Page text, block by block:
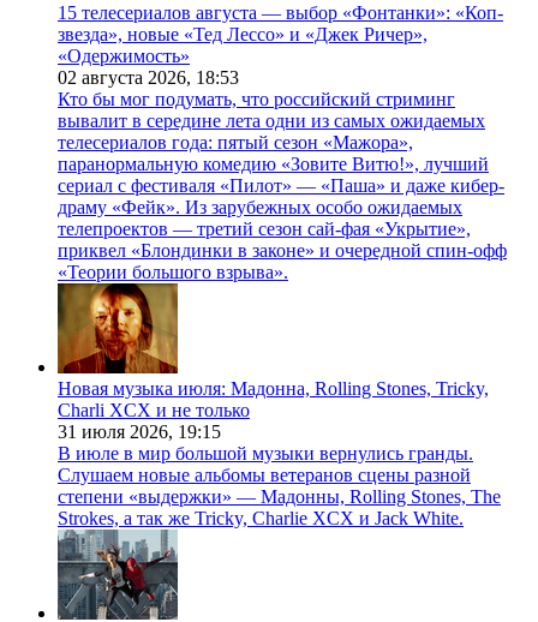
15 телесериалов августа — выбор «Фонтанки»: «Коп-
звезда», новые «Тед Лессо» и «Джек Ричер»,
«Одержимость»
02 августа 2026, 18:53
Кто бы мог подумать, что российский стриминг
вывалит в середине лета одни из самых ожидаемых
телесериалов года: пятый сезон «Мажора»,
паранормальную комедию «Зовите Витю!», лучший
сериал с фестиваля «Пилот» — «Паша» и даже кибер-
драму «Фейк». Из зарубежных особо ожидаемых
телепроектов — третий сезон сай-фая «Укрытие»,
приквел «Блондинки в законе» и очередной спин-офф
«Теории большого взрыва».
Новая музыка июля: Мадонна, Rolling Stones, Tricky,
Charli XCX и не только
31 июля 2026, 19:15
В июле в мир большой музыки вернулись гранды.
Слушаем новые альбомы ветеранов сцены разной
степени «выдержки» — Мадонны, Rolling Stones, The
Strokes, а так же Tricky, Charlie XCX и Jack White.